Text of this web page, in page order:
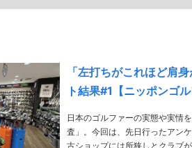
「左打ちがこれほど肩
ト結果#1【ニッポンゴル
日本のゴルファーの実態や実情
査」。今回は、先日行ったアンケ
古ショップには所狭しとクラブが並